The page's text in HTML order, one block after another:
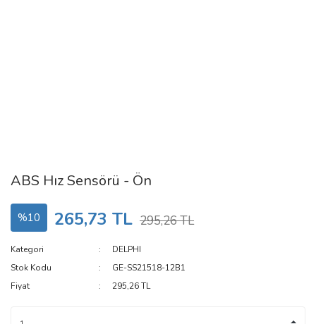
ABS Hız Sensörü - Ön
%10 265,73 TL 295,26 TL
Kategori
DELPHI
Stok Kodu
GE-SS21518-12B1
Fiyat
295,26 TL